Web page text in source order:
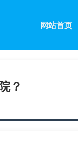
网站首页
？